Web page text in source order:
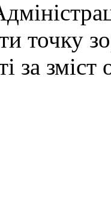
точку
за